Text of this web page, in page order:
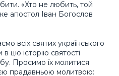
«Хто не любить, той
апостол Іван Богослов
всіх святих українського
цю історію святості
Просимо їх молитися
прадавньою молитвою: